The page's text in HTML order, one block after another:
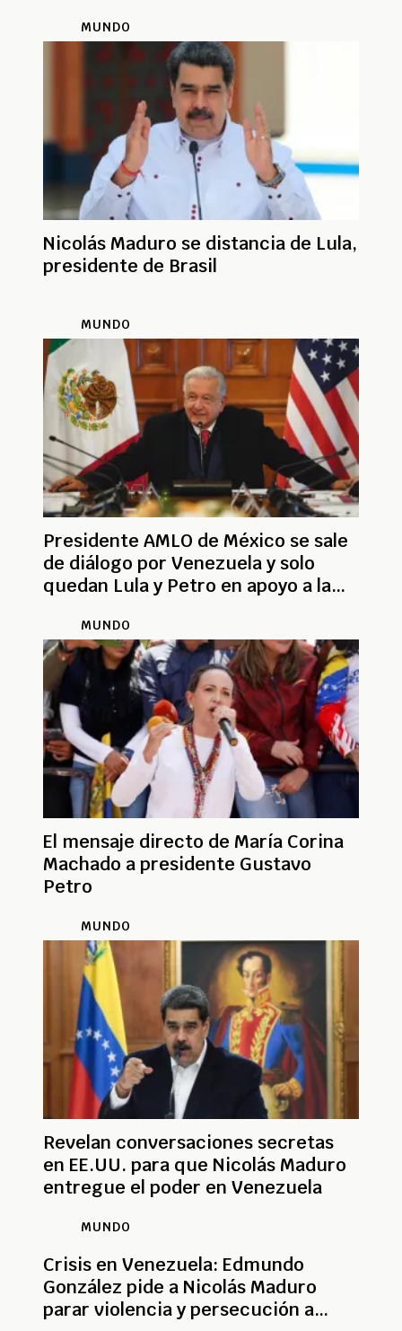
MUNDO
Nicolás Maduro se distancia de Lula,
presidente de Brasil
MUNDO
Presidente AMLO de México se sale
de diálogo por Venezuela y solo
quedan Lula y Petro en apoyo a la
MUNDO
El mensaje directo de María Corina
Machado a presidente Gustavo
Petro
MUNDO
Revelan conversaciones secretas
en EE.UU. para que Nicolás Maduro
entregue el poder en Venezuela
MUNDO
Crisis en Venezuela: Edmundo
González pide a Nicolás Maduro
parar violencia y persecución a